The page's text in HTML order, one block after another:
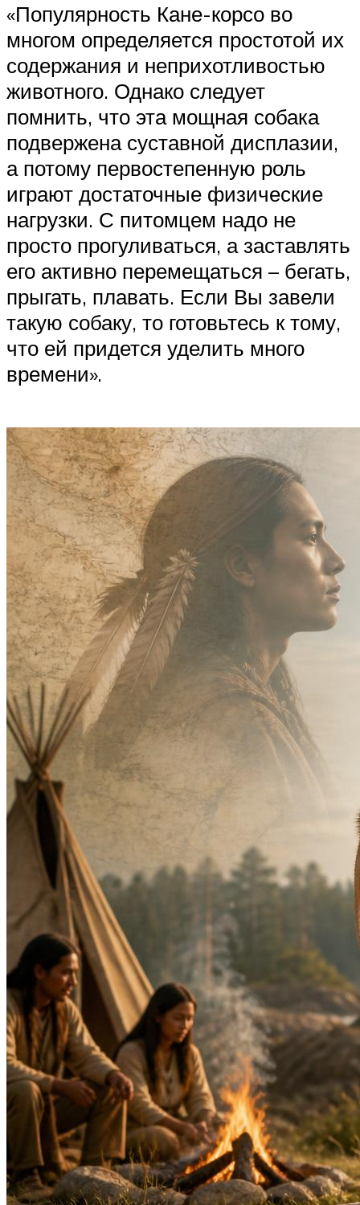
«Популярность Кане-корсо во
многом определяется простотой их
содержания и неприхотливостью
животного. Однако следует
помнить, что эта мощная собака
подвержена суставной дисплазии,
а потому первостепенную роль
играют достаточные физические
нагрузки. С питомцем надо не
просто прогуливаться, а заставлять
его активно перемещаться – бегать,
прыгать, плавать. Если Вы завели
такую собаку, то готовьтесь к тому,
что ей придется уделить много
времени».